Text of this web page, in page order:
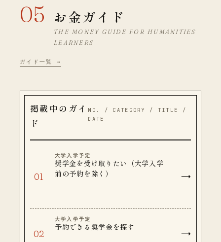
05 お金ガイド
THE MONEY GUIDE FOR HUMANITIES
LEARNERS
ガイド一覧 →
掲載中のガイ
ド
NO. / CATEGORY / TITLE /
DATE
奨学金を受け取りたい（大学入学
前の予約を除く）
大学入学予定
予約できる奨学金を探す
大学入学予定